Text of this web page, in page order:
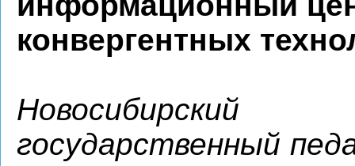
конвергентных
Новосибирский
государственный